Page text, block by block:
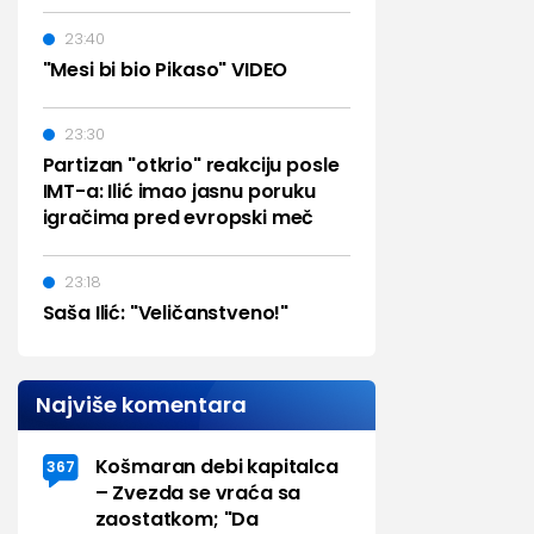
"Mesi bi bio Pikaso" VIDEO
23:40
Partizan "otkrio" reakciju posle
IMT-a: Ilić imao jasnu poruku
igračima pred evropski meč
23:30
Saša Ilić: "Veličanstveno!"
23:18
Najviše komentara
367
Košmaran debi kapitalca
– Zvezda se vraća sa
zaostatkom; "Da